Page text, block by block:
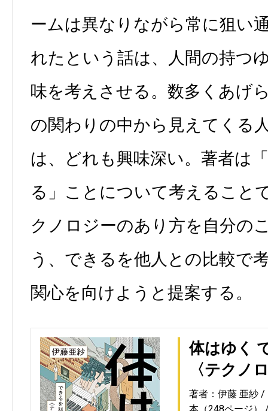
ームは異なりながら常に狙い
れたという話は、人間の持つ
味を考えさせる。数多くあげ
の関わりの中から見えてくる
は、どれも興味深い。著者は
る」ことについて考えること
クノロジーのあり方を自分の
う、できるを他人との比較で
関心を向けようと提案する。
体はゆく
〈テクノ
著者：伊藤 亜紗